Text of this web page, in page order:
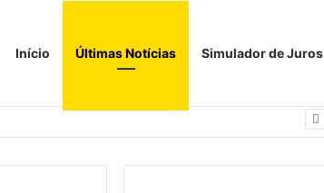
Início Últimas Notícias Simulador de Juros